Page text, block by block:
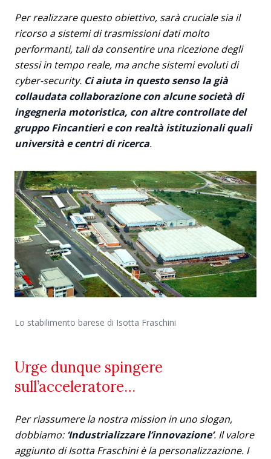
Per realizzare questo obiettivo, sarà cruciale sia il
ricorso a sistemi di trasmissioni dati molto
performanti, tali da consentire una ricezione degli
stessi in tempo reale, ma anche sistemi evoluti di
cyber-security. Ci aiuta in questo senso la già
collaudata collaborazione con alcune società di
ingegneria motoristica, con altre controllate del
gruppo Fincantieri e con realtà istituzionali quali
università e centri di ricerca.
Lo stabilimento barese di Isotta Fraschini
Urge dunque spingere
sull’acceleratore…
Per riassumere la nostra mission in uno slogan,
dobbiamo: ‘Industrializzare l’innovazione’. Il valore
aggiunto di Isotta Fraschini è la personalizzazione. I